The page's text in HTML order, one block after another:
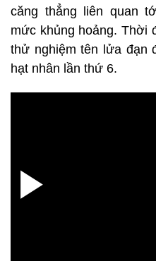
căng thẳng liên quan
mức khủng hoảng. Thời
thử nghiệm tên lửa đạn
hạt nhân lần thứ 6.